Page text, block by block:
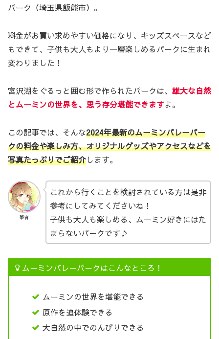
パーク（埼玉県飯能市）。
料金がお買い求めやすい価格になり、キッズスペースなど
もできて、子供も大人もより一層楽しめるパークに生まれ
変わりました！
宮沢湖をぐるっと囲む形で作られたパークは、 雄大な自然
とムーミンの世界を、思う存分堪能できますよ。
この記事では、そんな2024年最新のムーミンバレーパー
クの料金や楽しみ方、オリジナルグッズやアクセスなどを
写真たっぷりでご紹介します。
筆者
これから行くことを検討されている方は是非
参考にしてみてくださいね！
子供も大人も楽しめる、ムーミン好きにはた
まらないパークです♪
ムーミンバレーパークはこんなところ！
ムーミンの世界を堪能できる
原作を追体験できる
大自然の中でのんびりできる